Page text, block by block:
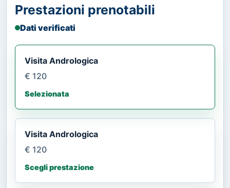
Prestazioni prenotabili
Dati verificati
Visita Andrologica
€ 120
Selezionata
Visita Andrologica
€ 120
Scegli prestazione